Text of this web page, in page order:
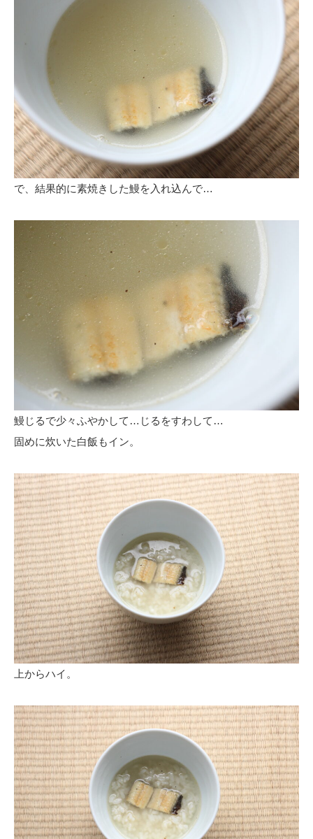
で、結果的に素焼きした鰻を入れ込んで…
鰻じるで少々ふやかして…じるをすわして…
固めに炊いた白飯もイン。
上からハイ。